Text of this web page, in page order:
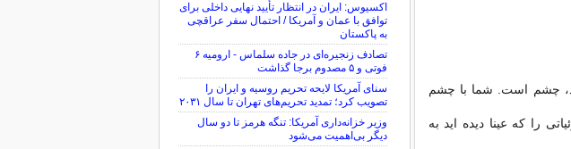
چشم است. شما با چشم
را که عینا دیده اید به
اکسیوس: ایران در انتظار تأیید نهایی داخلی برای
توافق با عمان و آمریکا / احتمال سفر عراقچی
به پاکستان
تصادف زنجیره‌ای در جاده سلماس - ارومیه ۶
فوتی و ۵ مصدوم برجا گذاشت
سنای آمریکا لایحه تحریم روسیه و ایران را
تصویب کرد؛ تمدید تحریم‌های تهران تا سال ۲۰۳۱
وزیر خزانه‌داری آمریکا: تنگه هرمز تا دو سال
دیگر بی‌اهمیت می‌شود